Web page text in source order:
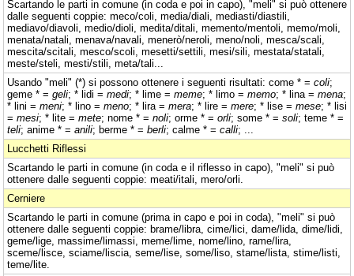
Scartando le parti in comune (in coda e poi in capo), "meli" si può ottenere
dalle seguenti coppie: meco/coli, media/diali, mediasti/diastili,
mediavo/diavoli, medio/dioli, medita/ditali, memento/mentoli, memo/moli,
menata/natali, menava/navali, menerò/neroli, meno/noli, mesca/scali,
mescita/scitali, mesco/scoli, mesetti/settili, mesi/sili, mestata/statali,
meste/steli, mesti/stili, meta/tali...
Usando "meli" (*) si possono ottenere i seguenti risultati: come * = coli;
geme * = geli; * lidi = medi; * lime = meme; * limo = memo; * lina = mena;
* lini = meni; * lino = meno; * lira = mera; * lire = mere; * lise = mese; * lisi
= mesi; * lite = mete; nome * = noli; orme * = orli; some * = soli; teme * =
teli; anime * = anili; berme * = berli; calme * = calli; ...
Lucchetti Riflessi
Scartando le parti in comune (in coda e il riflesso in capo), "meli" si può
ottenere dalle seguenti coppie: meati/itali, mero/orli.
Cerniere
Scartando le parti in comune (prima in capo e poi in coda), "meli" si può
ottenere dalle seguenti coppie: brame/libra, cime/lici, dame/lida, dime/lidi,
geme/lige, massime/limassi, meme/lime, nome/lino, rame/lira,
sceme/lisce, sciame/liscia, seme/lise, some/liso, stame/lista, stime/listi,
teme/lite.